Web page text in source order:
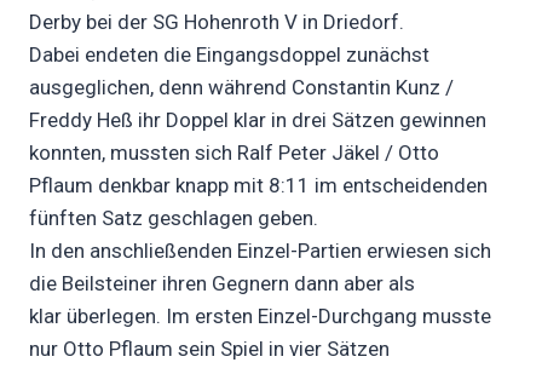
Derby bei der SG Hohenroth V in Driedorf.
Dabei endeten die Eingangsdoppel zunächst
ausgeglichen, denn während Constantin Kunz /
Freddy Heß ihr Doppel klar in drei Sätzen gewinnen
konnten, mussten sich Ralf Peter Jäkel / Otto
Pflaum denkbar knapp mit 8:11 im entscheidenden
fünften Satz geschlagen geben.
In den anschließenden Einzel-Partien erwiesen sich
die Beilsteiner ihren Gegnern dann aber als
klar überlegen. Im ersten Einzel-Durchgang musste
nur Otto Pflaum sein Spiel in vier Sätzen